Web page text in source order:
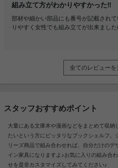
組み立て方がわかりやすかった‼︎
部材や細かい部品にも番号が記載され
りやすく女性でも組み立てが出来まし
全てのレビューを
スタッフおすすめポイント
大量にある文庫本や漫画などをまとめて収納し
たいという方にピッタリなブックシェルフ。
リーズ商品で組み合わせれば、自分だけのデ
イン家具になりますよ♪お気に入りの組み合わ
せを是非カスタマイズしてみてください♪